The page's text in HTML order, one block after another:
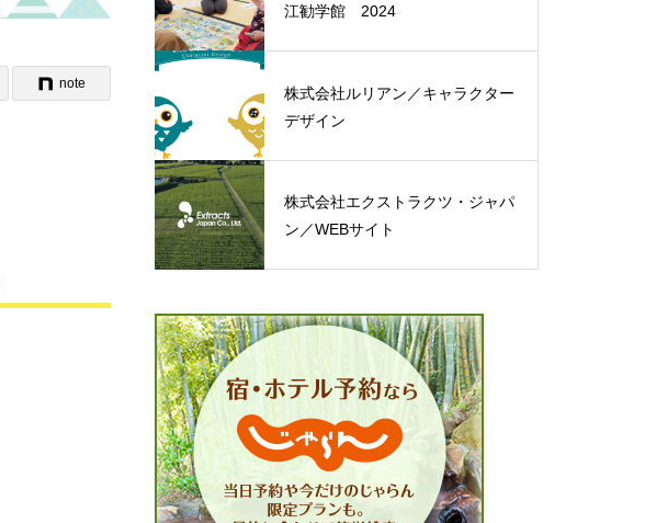
note
江勧学館 2024
株式会社ルリアン／キャラクター
デザイン
株式会社エクストラクツ・ジャパ
ン／WEBサイト